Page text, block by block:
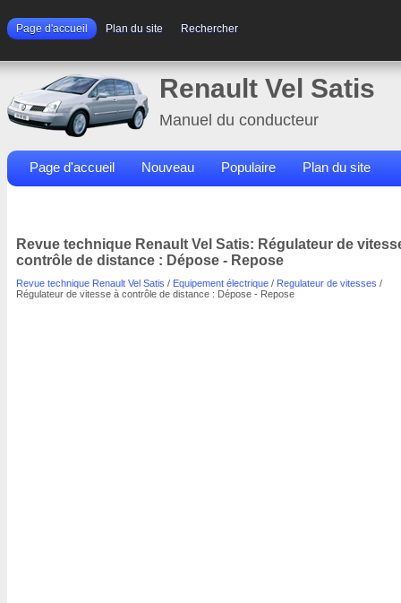
Page d'accueil Plan du site Rechercher
Renault Vel Satis
Manuel du conducteur
Page d'accueil Nouveau Populaire Plan du site
Revue technique Renault Vel Satis: Régulateur de
contrôle de distance : Dépose - Repose
Revue technique Renault Vel Satis / Equipement électrique / Regulateur de vitesses /
Régulateur de vitesse à contrôle de distance : Dépose - Repose